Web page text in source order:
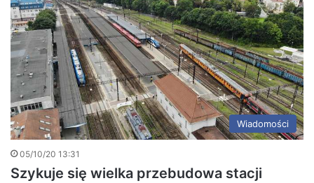
Wiadomości
05/10/20 13:31
Szykuje się wielka przebudowa stacji